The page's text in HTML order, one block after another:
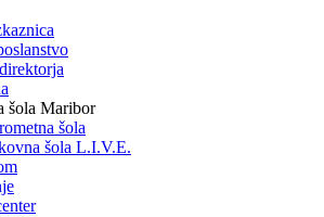
šola Maribor
šola
šola L.I.V.E.